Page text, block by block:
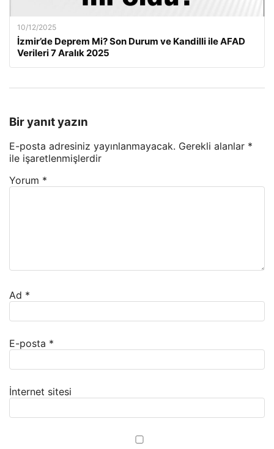
10/12/2025
İzmir’de Deprem Mi? Son Durum ve Kandilli ile AFAD
Verileri 7 Aralık 2025
Bir yanıt yazın
E-posta adresiniz yayınlanmayacak. Gerekli alanlar *
ile işaretlenmişlerdir
Yorum *
Ad *
E-posta *
İnternet sitesi